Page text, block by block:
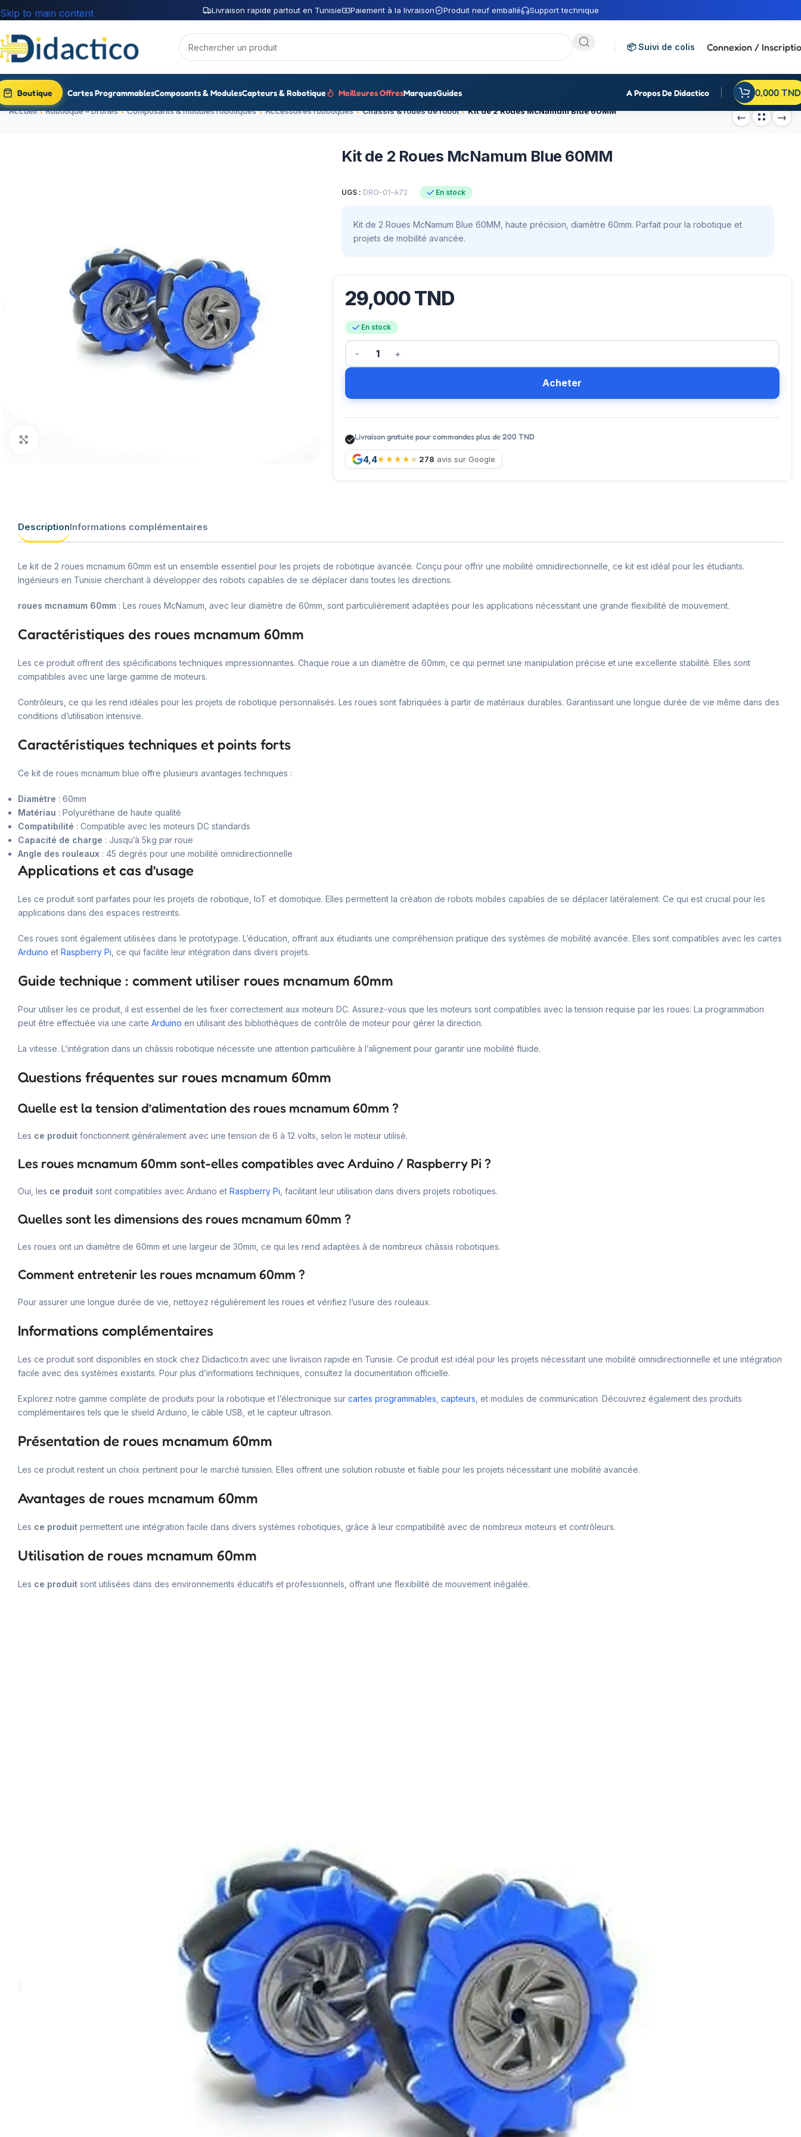
Livraison rapide partout en Tunisie Paiement à la livraison Produit neuf emballé Support technique
Skip to main content
📦 Suivi de colis Connexion /
Boutique Cartes ProgrammablesComposants & ModulesCapteurs & Robotique Meilleures OffresMarquesGuides A Propos De Didactico 0,000 TND
Accueil Robotique – Drones Composants & modules robotiques Accessoires robotiques Châssis & roues de robot Kit de 2 Roues McNamum Blue 60MM
Kit de 2 Roues McNamum Blue 60MM
UGS : DRO-01-A72 En stock
Kit de 2 Roues McNamum Blue 60MM, haute précision, diamètre 60mm. Parfait pour la robotique et
projets de mobilité avancée.
29,000TND
En stock
Acheter
Livraison gratuite pour commandes plus de 200 TND
4,4 278 avis sur Google
DescriptionInformations complémentaires
Le kit de 2 roues mcnamum 60mm est un ensemble essentiel pour les projets de robotique avancée. Conçu pour offrir une mobilité omnidirectionnelle, ce kit est idéal pour les étudiants.
Ingénieurs en Tunisie cherchant à développer des robots capables de se déplacer dans toutes les directions.
roues mcnamum 60mm : Les roues McNamum, avec leur diamètre de 60mm, sont particulièrement adaptées pour les applications nécessitant une grande flexibilité de mouvement.
Caractéristiques des roues mcnamum 60mm
Les ce produit offrent des spécifications techniques impressionnantes. Chaque roue a un diamètre de 60mm, ce qui permet une manipulation précise et une excellente stabilité. Elles sont
compatibles avec une large gamme de moteurs.
Contrôleurs, ce qui les rend idéales pour les projets de robotique personnalisés. Les roues sont fabriquées à partir de matériaux durables. Garantissant une longue durée de vie même dans des
conditions d’utilisation intensive.
Caractéristiques techniques et points forts
Ce kit de roues mcnamum blue offre plusieurs avantages techniques :
Diamètre : 60mm
Matériau : Polyuréthane de haute qualité
Compatibilité : Compatible avec les moteurs DC standards
Capacité de charge : Jusqu’à 5kg par roue
Angle des rouleaux : 45 degrés pour une mobilité omnidirectionnelle
Applications et cas d’usage
Les ce produit sont parfaites pour les projets de robotique, IoT et domotique. Elles permettent la création de robots mobiles capables de se déplacer latéralement. Ce qui est crucial pour les
applications dans des espaces restreints.
Ces roues sont également utilisées dans le prototypage. L’éducation, offrant aux étudiants une compréhension pratique des systèmes de mobilité avancée. Elles sont compatibles avec les cartes
Arduino et Raspberry Pi , ce qui facilite leur intégration dans divers projets.
Guide technique : comment utiliser roues mcnamum 60mm
Pour utiliser les ce produit, il est essentiel de les fixer correctement aux moteurs DC. Assurez-vous que les moteurs sont compatibles avec la tension requise par les roues. La programmation
peut être effectuée via une carte Arduino en utilisant des bibliothèques de contrôle de moteur pour gérer la direction.
La vitesse. L’intégration dans un châssis robotique nécessite une attention particulière à l’alignement pour garantir une mobilité fluide.
Questions fréquentes sur roues mcnamum 60mm
Quelle est la tension d’alimentation des roues mcnamum 60mm ?
Les ce produit fonctionnent généralement avec une tension de 6 à 12 volts, selon le moteur utilisé.
Les roues mcnamum 60mm sont-elles compatibles avec Arduino / Raspberry Pi ?
Oui, les ce produit sont compatibles avec Arduino et Raspberry Pi , facilitant leur utilisation dans divers projets robotiques.
Quelles sont les dimensions des roues mcnamum 60mm ?
Les roues ont un diamètre de 60mm et une largeur de 30mm, ce qui les rend adaptées à de nombreux châssis robotiques.
Comment entretenir les roues mcnamum 60mm ?
Pour assurer une longue durée de vie, nettoyez régulièrement les roues et vérifiez l’usure des rouleaux.
Informations complémentaires
Les ce produit sont disponibles en stock chez Didactico.tn avec une livraison rapide en Tunisie. Ce produit est idéal pour les projets nécessitant une mobilité omnidirectionnelle et une intégration
facile avec des systèmes existants. Pour plus d’informations techniques, consultez la documentation officielle.
Explorez notre gamme complète de produits pour la robotique et l’électronique sur cartes programmables capteurs , et modules de communication. Découvrez également des produits
complémentaires tels que le shield Arduino, le câble USB, et le capteur ultrason.
Présentation de roues mcnamum 60mm
Les ce produit restent un choix pertinent pour le marché tunisien. Elles offrent une solution robuste et fiable pour les projets nécessitant une mobilité avancée.
Avantages de roues mcnamum 60mm
Les ce produit permettent une intégration facile dans divers systèmes robotiques, grâce à leur compatibilité avec de nombreux moteurs et contrôleurs.
Utilisation de roues mcnamum 60mm
Les ce produit sont utilisées dans des environnements éducatifs et professionnels, offrant une flexibilité de mouvement inégalée.